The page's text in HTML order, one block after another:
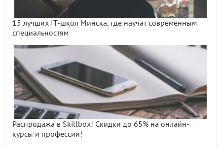
15 лучших IT-школ Минска, где научат современным
специальностям
Распродажа в Skillbox! Скидки до 65% на онлайн-
курсы и профессии!